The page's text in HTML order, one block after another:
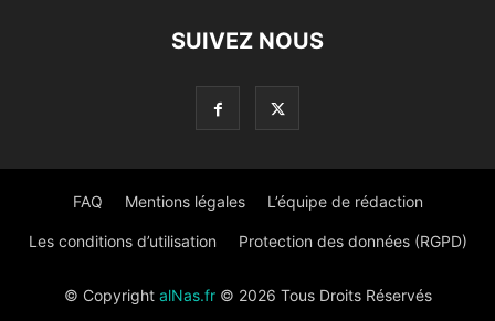
SUIVEZ NOUS
FAQ Mentions légales L’équipe de rédaction
Les conditions d’utilisation Protection des données (RGPD)
© Copyright alNas.fr© 2026 Tous Droits Réservés